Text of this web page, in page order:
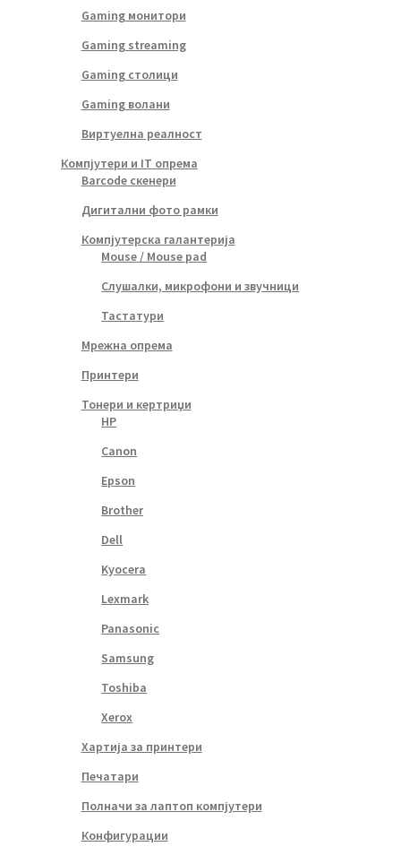
Gaming монитори
Gaming streaming
Gaming столици
Gaming волани
Виртуелна реалност
Компјутери и IT опрема
Barcode скенери
Дигитални фото рамки
Компјутерска галантерија
Mouse / Mouse pad
Слушалки, микрофони и звучници
Тастатури
Мрежна опрема
Принтери
Тонери и кертриџи
HP
Canon
Epson
Brother
Dell
Kyocera
Lexmark
Panasonic
Samsung
Toshiba
Xerox
Хартија за принтери
Печатари
Полначи за лаптоп компјутери
Конфигурации